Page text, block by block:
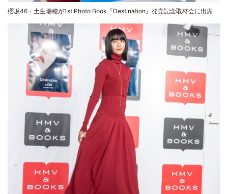
櫻坂46・土生瑞穂が1st Photo Book『Destination』発売記念取材会に出席